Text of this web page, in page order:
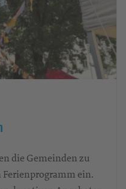
die Gemeinden zu
ein.